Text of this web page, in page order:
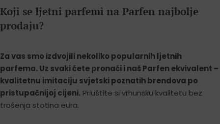
Koji se ljetni parfemi na Parfen najbolje
prodaju?
Za vas smo izdvojili nekoliko popularnih ljetnih
parfema. Uz svaki ćete pronaći i naš Parfen ekvivalent –
kvalitetnu imitaciju svjetski poznatih brendova po
pristupačnijoj cijeni. Priuštite si vrhunsku kvalitetu bez
trošenja stotina eura.